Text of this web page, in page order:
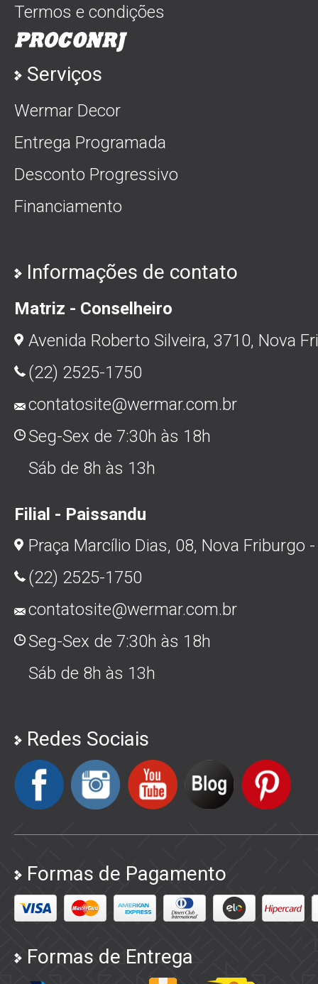
Termos e condições
Serviços
Wermar Decor
Entrega Programada
Desconto Progressivo
Financiamento
Informações de contato
Matriz - Conselheiro
Avenida Roberto Silveira, 3710, Nova
(22) 2525-1750
contatosite@wermar.com.br
Seg-Sex de 7:30h às 18h
Sáb de 8h às 13h
Filial - Paissandu
Praça Marcílio Dias, 08, Nova Friburgo
(22) 2525-1750
contatosite@wermar.com.br
Seg-Sex de 7:30h às 18h
Sáb de 8h às 13h
Redes Sociais
Formas de Pagamento
Formas de Entrega